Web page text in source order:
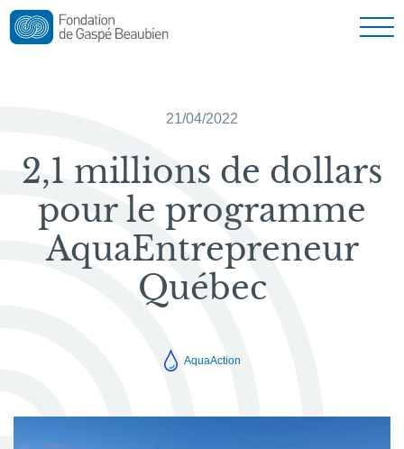
Nouvelles
Nous joindre
English
21/04/2022
2,1 millions de dollars
pour le programme
AquaEntrepreneur
Québec
AquaAction